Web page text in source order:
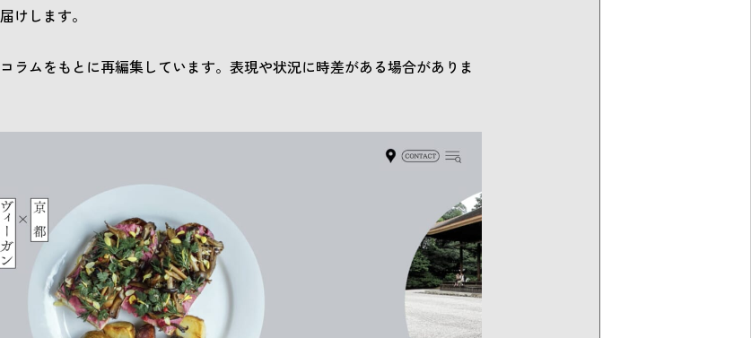
けします。
ラムをもとに再編集しています。表現や状況に時差がある場合がありま